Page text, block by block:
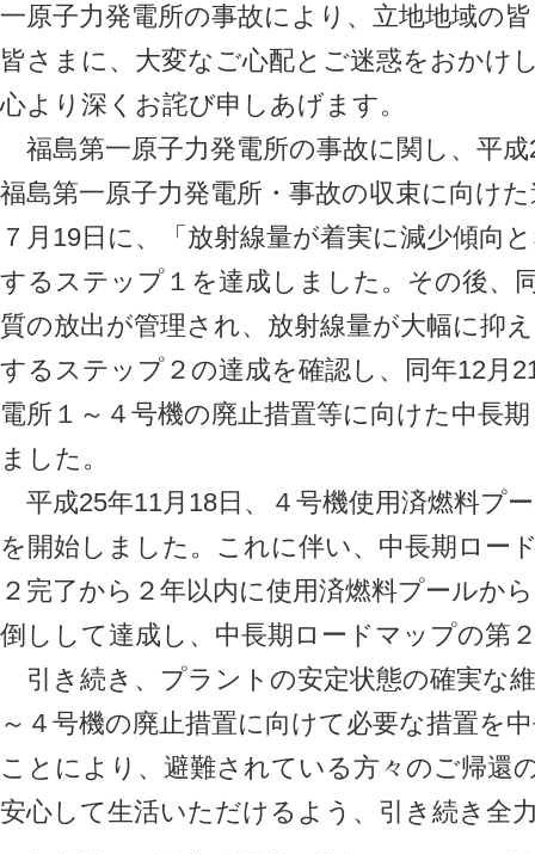
一原子力発電所の事故により、立地地域の
皆さまに、大変なご心配とご迷惑をおかけ
心より深くお詫び申しあげます。
福島第一原子力発電所の事故に関し、平
福島第一原子力発電所・事故の収束に向け
７月19日に、「放射線量が着実に減少傾向
するステップ１を達成しました。その後、
質の放出が管理され、放射線量が大幅に抑
するステップ２の達成を確認し、同年12月
電所１～４号機の廃止措置等に向けた中長
ました。
平成25年11月18日、４号機使用済燃料プ
を開始しました。これに伴い、中長期ロー
２完了から２年以内に使用済燃料プールか
倒しして達成し、中長期ロードマップの第
引き続き、プラントの安定状態の確実な
～４号機の廃止措置に向けて必要な措置を
ことにより、避難されている方々のご帰還
安心して生活いただけるよう、引き続き全